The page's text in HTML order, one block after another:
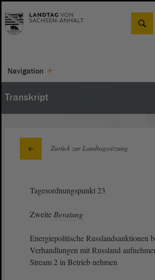
Suche
Navigation
Transkript
Zurück zur Landtagssitzung
Tagesordnungspunkt 23
Zweite Beratung
Energiepolitische Russlandsanktionen
Verhandlungen mit Russland
Stream 2 in Betrieb nehmen